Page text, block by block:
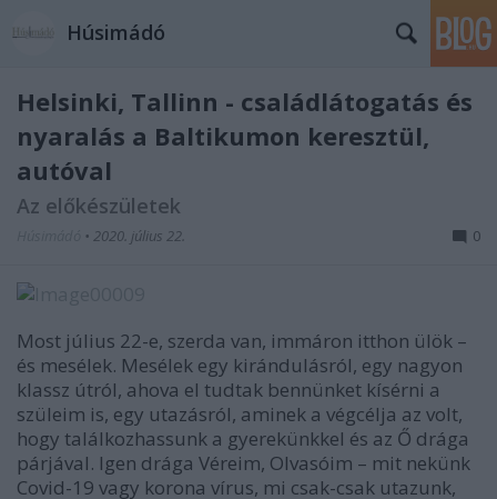
Húsimádó
Helsinki, Tallinn - családlátogatás és
nyaralás a Baltikumon keresztül,
autóval
Az előkészületek
• 2020. július 22. 0
Most július 22-e, szerda van, immáron itthon ülök –
és mesélek. Mesélek egy kirándulásról, egy nagyon
klassz útról, ahova el tudtak bennünket kísérni a
szüleim is, egy utazásról, aminek a végcélja az volt,
hogy találkozhassunk a gyerekünkkel és az Ő drága
párjával. Igen drága Véreim, Olvasóim – mit nekünk
Covid-19 vagy korona vírus, mi csak-csak utazunk,